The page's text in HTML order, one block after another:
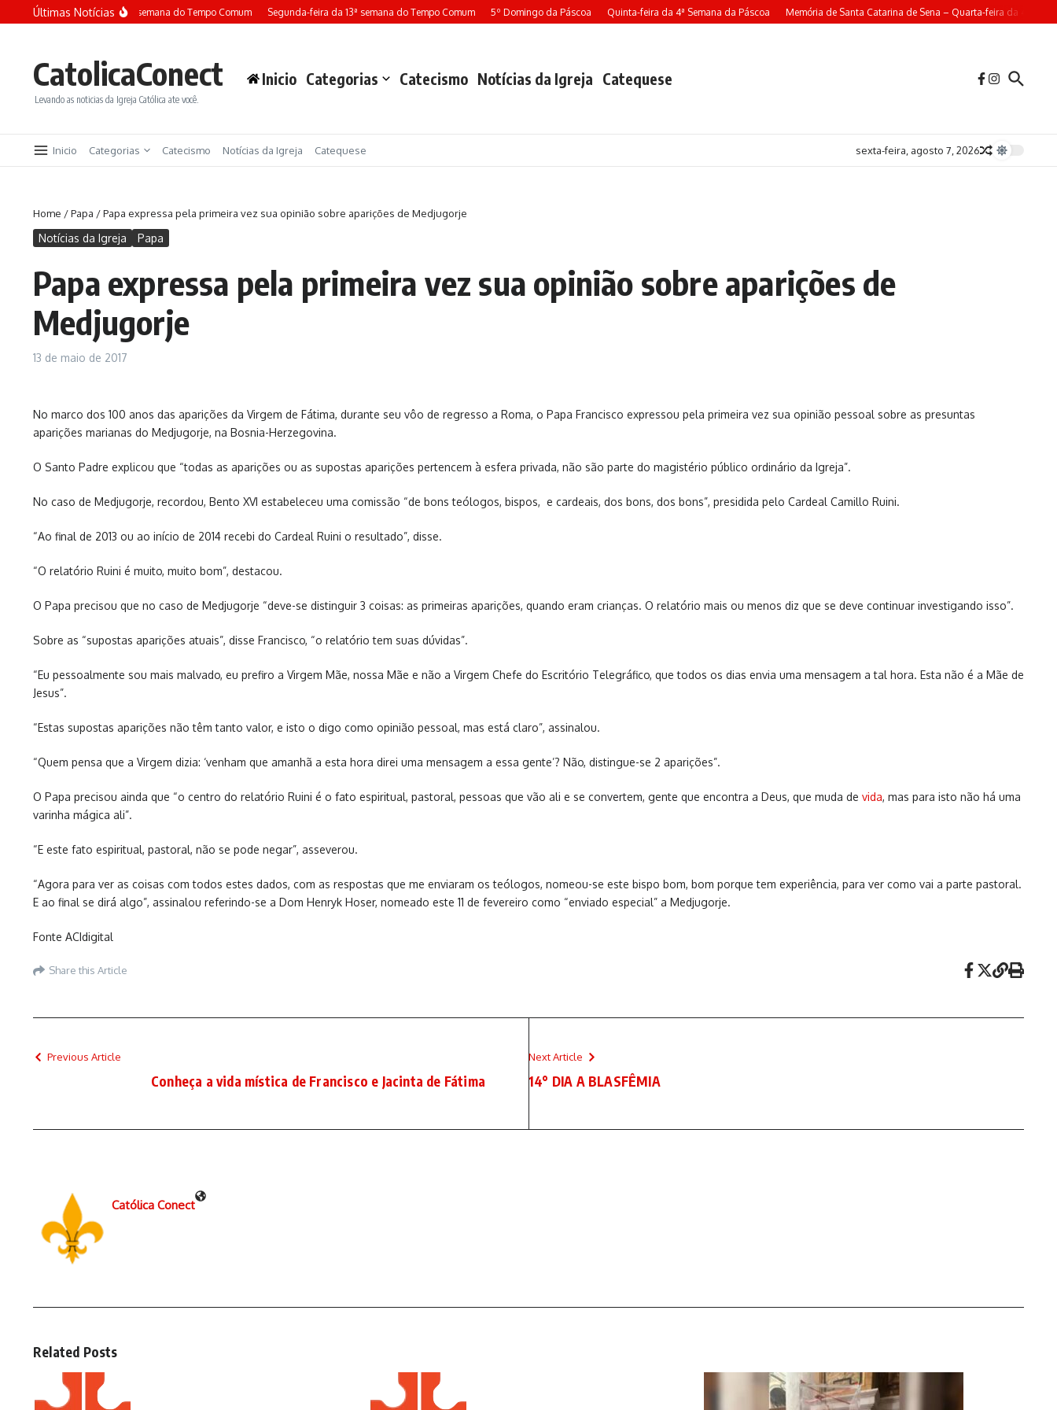
Ir para o conteúdo
Últimas Notícias
Terça-feira da 13ª semana do Tempo Comum Segunda-feira da 13ª semana do Tempo Comum 5º Domingo da Páscoa Quinta-feira da 4ª Semana da Páscoa Memória de Santa Catarina de Sena – Quarta-feira da 4ª
CatolicaConect
Levando as noticias da Igreja Católica ate você.
Inicio Categorias Catecismo Notícias da Igreja Catequese
Inicio Categorias Catecismo Notícias da Igreja Catequese sexta-feira, agosto 7, 2026
Home /Papa /Papa expressa pela primeira vez sua opinião sobre aparições de Medjugorje
Notícias da Igreja Papa
Papa expressa pela primeira vez sua opinião sobre aparições de
Medjugorje
13 de maio de 2017
No marco dos 100 anos das aparições da Virgem de Fátima, durante seu vôo de regresso a Roma, o Papa Francisco expressou pela primeira vez sua opinião pessoal sobre as presuntas
aparições marianas do Medjugorje, na Bosnia-Herzegovina.
O Santo Padre explicou que “todas as aparições ou as supostas aparições pertencem à esfera privada, não são parte do magistério público ordinário da Igreja”.
No caso de Medjugorje, recordou, Bento XVI estabeleceu uma comissão “de bons teólogos, bispos, e cardeais, dos bons, dos bons”, presidida pelo Cardeal Camillo Ruini.
“Ao final de 2013 ou ao início de 2014 recebi do Cardeal Ruini o resultado”, disse.
“O relatório Ruini é muito, muito bom”, destacou.
O Papa precisou que no caso de Medjugorje “deve-se distinguir 3 coisas: as primeiras aparições, quando eram crianças. O relatório mais ou menos diz que se deve continuar investigando isso”.
Sobre as “supostas aparições atuais”, disse Francisco, “o relatório tem suas dúvidas”.
“Eu pessoalmente sou mais malvado, eu prefiro a Virgem Mãe, nossa Mãe e não a Virgem Chefe do Escritório Telegráfico, que todos os dias envia uma mensagem a tal hora. Esta não é a Mãe de
Jesus”.
“Estas supostas aparições não têm tanto valor, e isto o digo como opinião pessoal, mas está claro”, assinalou.
“Quem pensa que a Virgem dizia: ‘venham que amanhã a esta hora direi uma mensagem a essa gente’? Não, distingue-se 2 aparições”.
O Papa precisou ainda que “o centro do relatório Ruini é o fato espiritual, pastoral, pessoas que vão ali e se convertem, gente que encontra a Deus, que muda de vida, mas para isto não há uma
varinha mágica ali”.
“E este fato espiritual, pastoral, não se pode negar”, asseverou.
“Agora para ver as coisas com todos estes dados, com as respostas que me enviaram os teólogos, nomeou-se este bispo bom, bom porque tem experiência, para ver como vai a parte pastoral.
E ao final se dirá algo”, assinalou referindo-se a Dom Henryk Hoser, nomeado este 11 de fevereiro como “enviado especial” a Medjugorje.
Fonte ACIdigital
Share this Article
Previous Article
Conheça a vida mística de Francisco e Jacinta de Fátima
Next Article
14° DIA A BLASFÊMIA
Católica Conect
Related Posts